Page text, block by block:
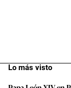
Lo más visto